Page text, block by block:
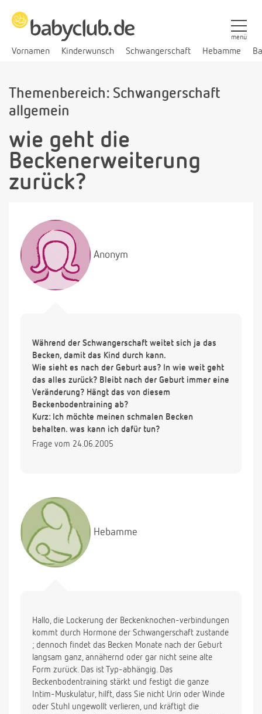
Vornamen Kinderwunsch Schwangerschaft Hebamme
menü
Themenbereich: Schwangerschaft
allgemein
wie geht die
Beckenerweiterung
zurück?
Anonym
Während der Schwangerschaft weitet sich ja das
Becken, damit das Kind durch kann.
Wie sieht es nach der Geburt aus? In wie weit geht
das alles zurück? Bleibt nach der Geburt immer eine
Veränderung? Hängt das von diesem
Beckenbodentraining ab?
Kurz: Ich möchte meinen schmalen Becken
behalten, was kann ich dafür tun?
Frage vom 24.06.2005
Hebamme
Hallo, die Lockerung der Beckenknochen-verbindungen
kommt durch Hormone der Schwangerschaft zustande
; dennoch findet das Becken Monate nach der Geburt
langsam ganz, annähernd oder gar nicht seine alte
Form zurück. Das ist Typ-abhängig. Das
Beckenbodentraining stärkt und festigt die ganze
Intim-Muskulatur, hilft, dass Sie nicht Urin oder Winde
oder Stuhl ungewollt verlieren, und kräftigt die